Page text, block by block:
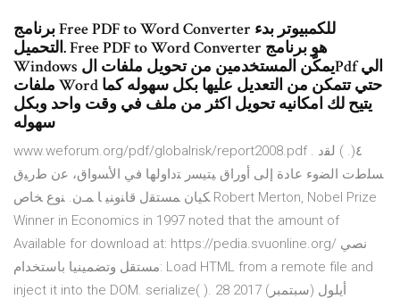
برنامج Free PDF to Word Converter للكمبيوتر بدء
التحميل. Free PDF to Word Converter هو برنامج
Windows يمكّن المستخدمين من تحويل ملفات الPdf الي
ملفات Word حتي تتمكن من التعديل عليها بكل سهوله كما
يتيح لك امكانيه تحويل اكثر من ملف في وقت واحد وبكل
سهوله
www.weforum.org/pdf/globalrisk/report2008.pdf . ٤(. ) ﻟﻘﺩ
ﺴﻠﻁﺕ ﺍﻟﻀﻭﺀ ﻋﺎﺩﺓ ﺇﻟﻰ ﺃﻭﺭﺍﻕ ﻴﺘﻴﺴﺭ ﺘﺩﺍﻭﻟﻬﺎ ﻓﻲ ﺍﻷﺴﻭﺍﻕ، ﻋﻥ ﻁﺭﻴﻕ
ﻜﻴﺎﻥ ﻤﺴﺘﻘل ﻗﺎﻨﻭﻨﻴ ﺎ ﻤـﻥ. ﻨﻭﻉ ﺨﺎﺹ Robert Merton, Nobel Prize
Winner in Economics in 1997 noted that the amount of
Available for download at: https://pedia.svuonline.org/ نصي
مستقل وتضمينيا باستخدام: Load HTML from a remote file and
inject it into the DOM. serialize( ). 28 أيلول (سبتمبر) 2017